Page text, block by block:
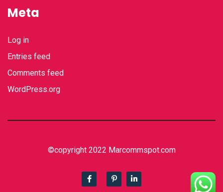
Meta
Log in
Entries feed
Comments feed
WordPress.org
©copyright 2022 Marcommspot.com